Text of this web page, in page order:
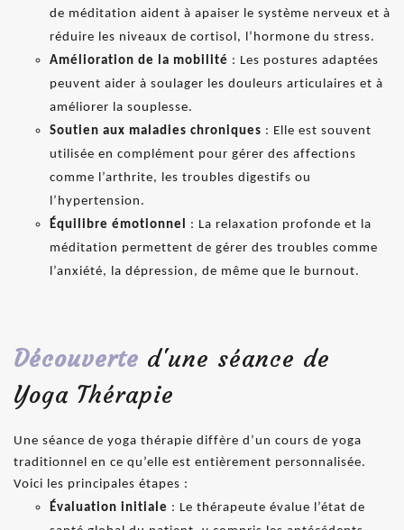
de méditation aident à apaiser le système nerveux et à
réduire les niveaux de cortisol, l’hormone du stress.
Amélioration de la mobilité : Les postures adaptées
peuvent aider à soulager les douleurs articulaires et à
améliorer la souplesse.
Soutien aux maladies chroniques : Elle est souvent
utilisée en complément pour gérer des affections
comme l’arthrite, les troubles digestifs ou
l’hypertension.
Équilibre émotionnel : La relaxation profonde et la
méditation permettent de gérer des troubles comme
l’anxiété, la dépression, de même que le burnout.
Découverte d'une séance de
Yoga Thérapie
Une séance de yoga thérapie diffère d’un cours de yoga
traditionnel en ce qu’elle est entièrement personnalisée.
Voici les principales étapes :
Évaluation initiale : Le thérapeute évalue l’état de